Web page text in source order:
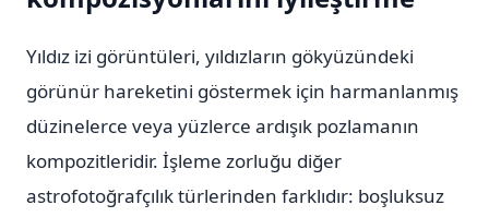
Yıldız izi görüntüleri, yıldızların gökyüzündeki
görünür hareketini göstermek için harmanlanmış
düzinelerce veya yüzlerce ardışık pozlamanın
kompozitleridir. İşleme zorluğu diğer
astrofotoğrafçılık türlerinden farklıdır: boşluksuz